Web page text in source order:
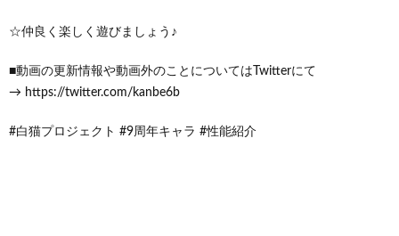
☆仲良く楽しく遊びましょう♪
■動画の更新情報や動画外のことについてはTwitterにて
→ https://twitter.com/kanbe6b
#白猫プロジェクト #9周年キャラ #性能紹介